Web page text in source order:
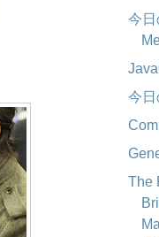
今
今日
The